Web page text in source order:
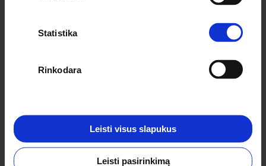
Statistika
Rinkodara
Leisti visus slapukus
Leisti pasirinkimą
O gal citrinų vainikas? Skamba nerealiai, bet
bus unikali ir įpatinga visoje aplinkoje.